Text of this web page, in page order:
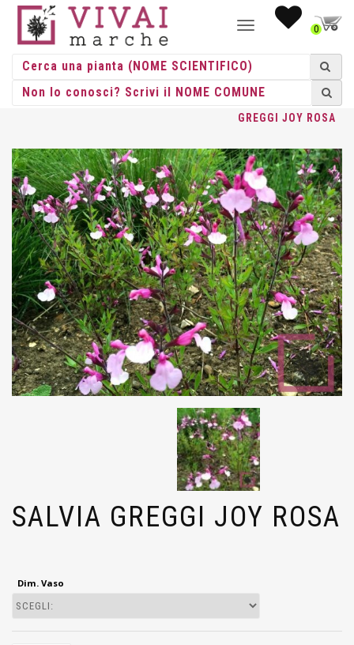
NAVIGAZIONE0
HOME/ERBACEE/ERBACEE PERENNI/ SALVIA / SALVIA
GREGGI JOY ROSA
SALVIA GREGGI JOY ROSA
Dim. Vaso